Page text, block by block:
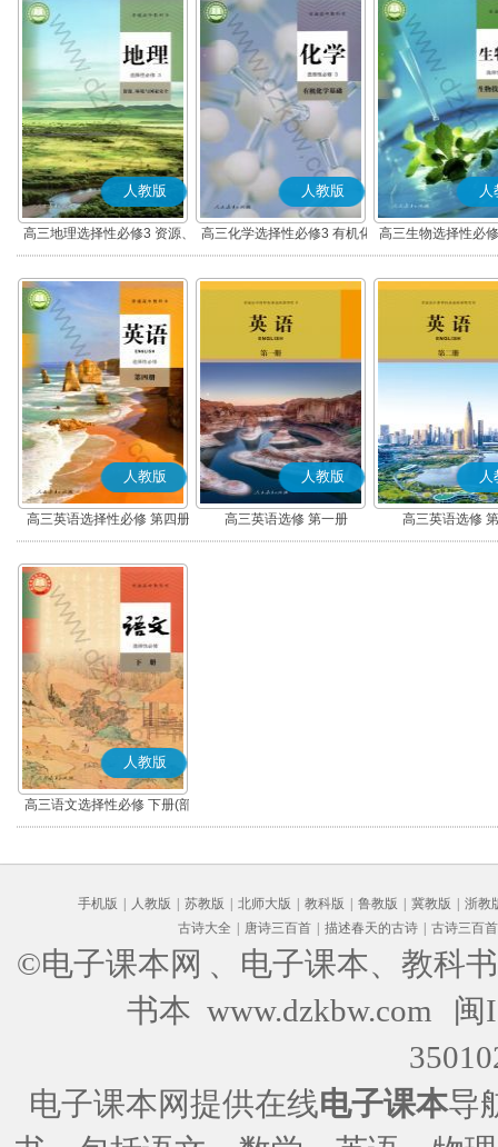
人教版
高三地理选择性必修3 资源、
环境与国家安全
人教版
高三化学选择性必修3 有机化
学基础
人
高三生物选择性必
术与工程
人教版
高三英语选择性必修 第四册
人教版
高三英语选修 第一册
人
高三英语选修
人教版
高三语文选择性必修 下册(部
编版)
手机版 人教版 苏教版 北师大版 教科版 鲁教版 冀教版
浙教
古诗大全
唐诗三百首 描述春天的古诗 古诗三百首
©电子课本网 、电子课本、教科
书本 www.dzkbw.com
闽
电子课本网提供在线电子课本导